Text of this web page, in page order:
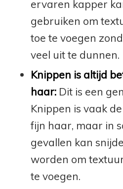
ervaren kapper
gebruiken om
toe te voegen
veel uit te dunnen.
Knippen is altijd
haar:Dit is een
Knippen is vaak
fijn haar, maar in
gevallen kan
worden om
te voegen.